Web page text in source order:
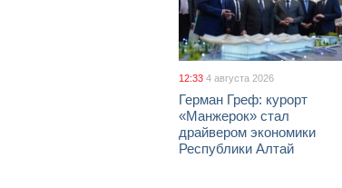
12:33 4 августа 2026
Герман Греф: курорт
«Манжерок» стал
драйвером экономики
Республики Алтай